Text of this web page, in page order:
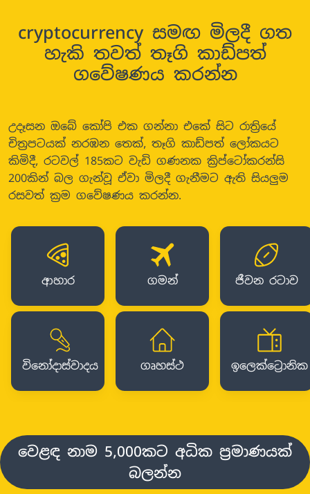
cryptocurrency සමඟ මිලදී ගත
හැකි තවත් තෑගි කාඩ්පත්
ගවේෂණය කරන්න
උදෑසන ඔබේ කෝපි එක ගන්නා එකේ සිට රාත්‍රියේ
චිත්‍රපටයක් නරඹන තෙක්, තෑගි කාඩ්පත් ලෝකයට
කිමිදී, රටවල් 185කට වැඩි ගණනක ක්‍රිප්ටෝකරන්සි
200කින් බල ගැන්වූ ඒවා මිලදී ගැනීමට ඇති සියලුම
රසවත් ක්‍රම ගවේෂණය කරන්න.
ආහාර ගමන් ජීවන රටාව
විනෝදාස්වාදය ගෘහස්ථ ඉලෙක්ට්‍රොනික
වෙළඳ නාම 5,000කට අධික ප්‍රමාණයක්
බලන්න